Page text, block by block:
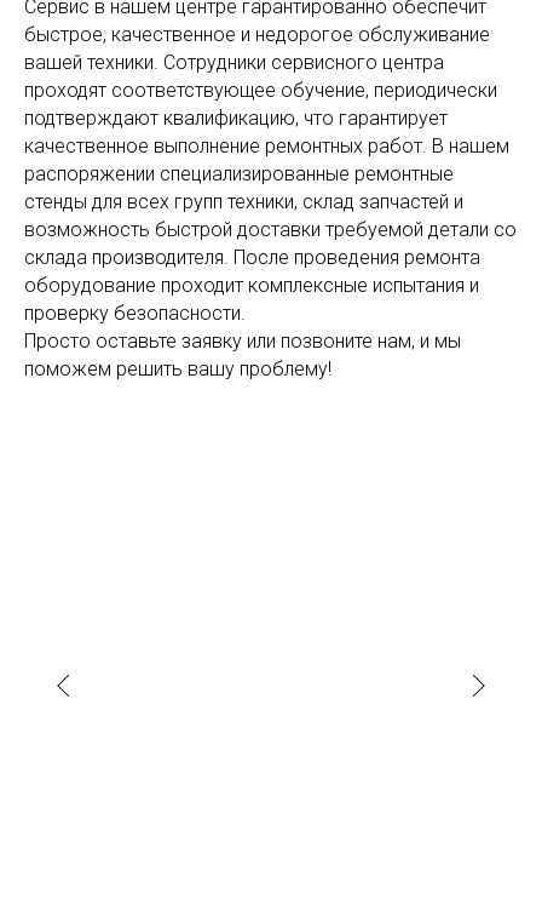
Сервис в нашем центре гарантированно обеспечит
быстрое, качественное и недорогое обслуживание
вашей техники. Сотрудники сервисного центра
проходят соответствующее обучение, периодически
подтверждают квалификацию, что гарантирует
качественное выполнение ремонтных работ. В нашем
распоряжении специализированные ремонтные
стенды для всех групп техники, склад запчастей и
возможность быстрой доставки требуемой детали со
склада производителя. После проведения ремонта
оборудование проходит комплексные испытания и
проверку безопасности.
Просто оставьте заявку или позвоните нам, и мы
поможем решить вашу проблему!